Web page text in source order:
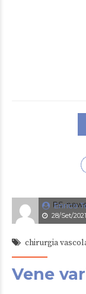
Enrico
28/Set/2021
chirurgia
Vene